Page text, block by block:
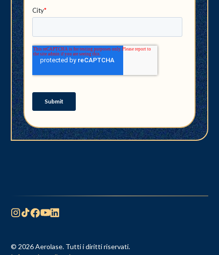
© 2026 Aerolase. Tutti i diritti riservati.